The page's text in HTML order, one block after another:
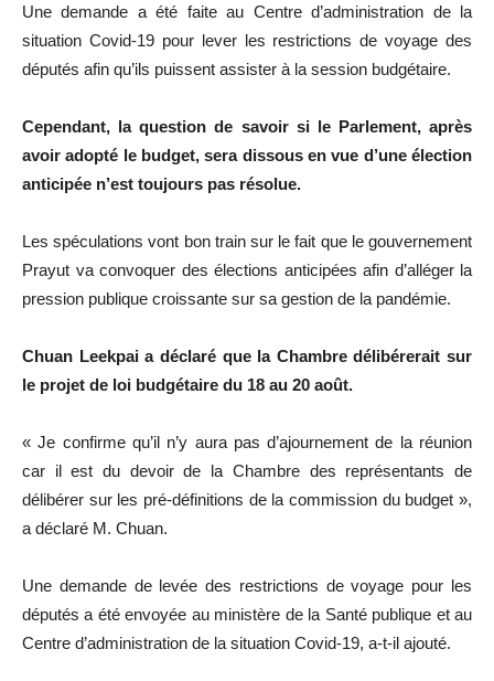
Une demande a été faite au Centre d’administration de la
situation Covid-19 pour lever les restrictions de voyage des
députés afin qu’ils puissent assister à la session budgétaire.
Cependant, la question de savoir si le Parlement, après
avoir adopté le budget, sera dissous en vue d’une élection
anticipée n’est toujours pas résolue.
Les spéculations vont bon train sur le fait que le gouvernement
Prayut va convoquer des élections anticipées afin d’alléger la
pression publique croissante sur sa gestion de la pandémie.
Chuan Leekpai a déclaré que la Chambre délibérerait sur
le projet de loi budgétaire du 18 au 20 août.
« Je confirme qu’il n’y aura pas d’ajournement de la réunion
car il est du devoir de la Chambre des représentants de
délibérer sur les pré-définitions de la commission du budget »,
a déclaré M. Chuan.
Une demande de levée des restrictions de voyage pour les
députés a été envoyée au ministère de la Santé publique et au
Centre d’administration de la situation Covid-19, a-t-il ajouté.